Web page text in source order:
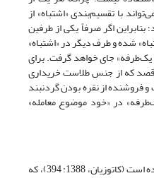
با تقسیم‌بندی «اشتباه» از
اگر صرفاً یکی از طرفین
شده و طرف دیگر در «اشتباه»
یک‌طرفه» جای خواهد گرفت. برای
قصد که از جنس طلاست خریداری
فروشنده از نقره بودن گردنبند
در «خود موضوع معامله»
در حقوق ایران، «اشتباه» از عیوب اراده است (کاتوزیان، 1388: 394)، که